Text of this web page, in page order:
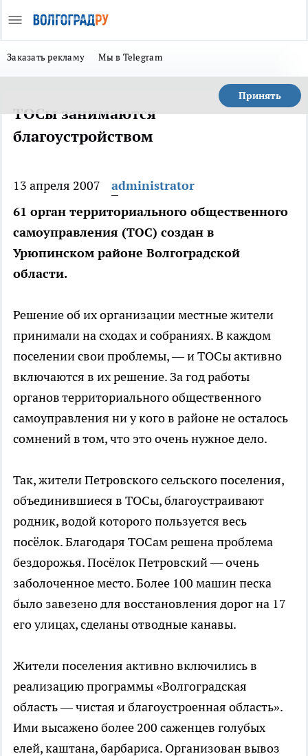
Заказать рекламу Мы в Telegram
Принять
ТОСы занимаются
благоустройством
13 апреля 2007
administrator
61 орган территориального общественного
самоуправления (ТОС) создан в
Урюпинском районе Волгоградской
области.
Решение об их организации местные жители
принимали на сходах и собраниях. В каждом
поселении свои проблемы, — и ТОСы активно
включаются в их решение. За год работы
органов территориального общественного
самоуправления ни у кого в районе не осталось
сомнений в том, что это очень нужное дело.
Так, жители Петровского сельского поселения,
объединившиеся в ТОСы, благоустраивают
родник, водой которого пользуется весь
посёлок. Благодаря ТОСам решена проблема
бездорожья. Посёлок Петровский — очень
заболоченное место. Более 100 машин песка
было завезено для восстановления дорог на 17
его улицах, сделаны отводные канавы.
Жители поселения активно включились в
реализацию программы «Волгоградская
область — чистая и благоустроенная область».
Ими высажено более 200 саженцев голубых
елей, каштана, барбариса. Организован вывоз